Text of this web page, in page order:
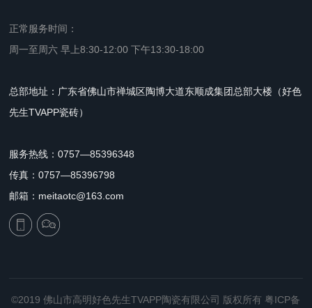
正常服务时间：
周一至周六 早上8:30-12:00 下午13:30-18:00
总部地址：广东省佛山市禅城区陶博大道东顺成集团总部大楼（好色
先生TVAPP瓷砖）
服务热线：0757—85396348
传真：0757—85396798
邮箱：meitaotc@163.com
©2019 佛山市高明好色先生TVAPP陶瓷有限公司 版权所有 粤ICP备